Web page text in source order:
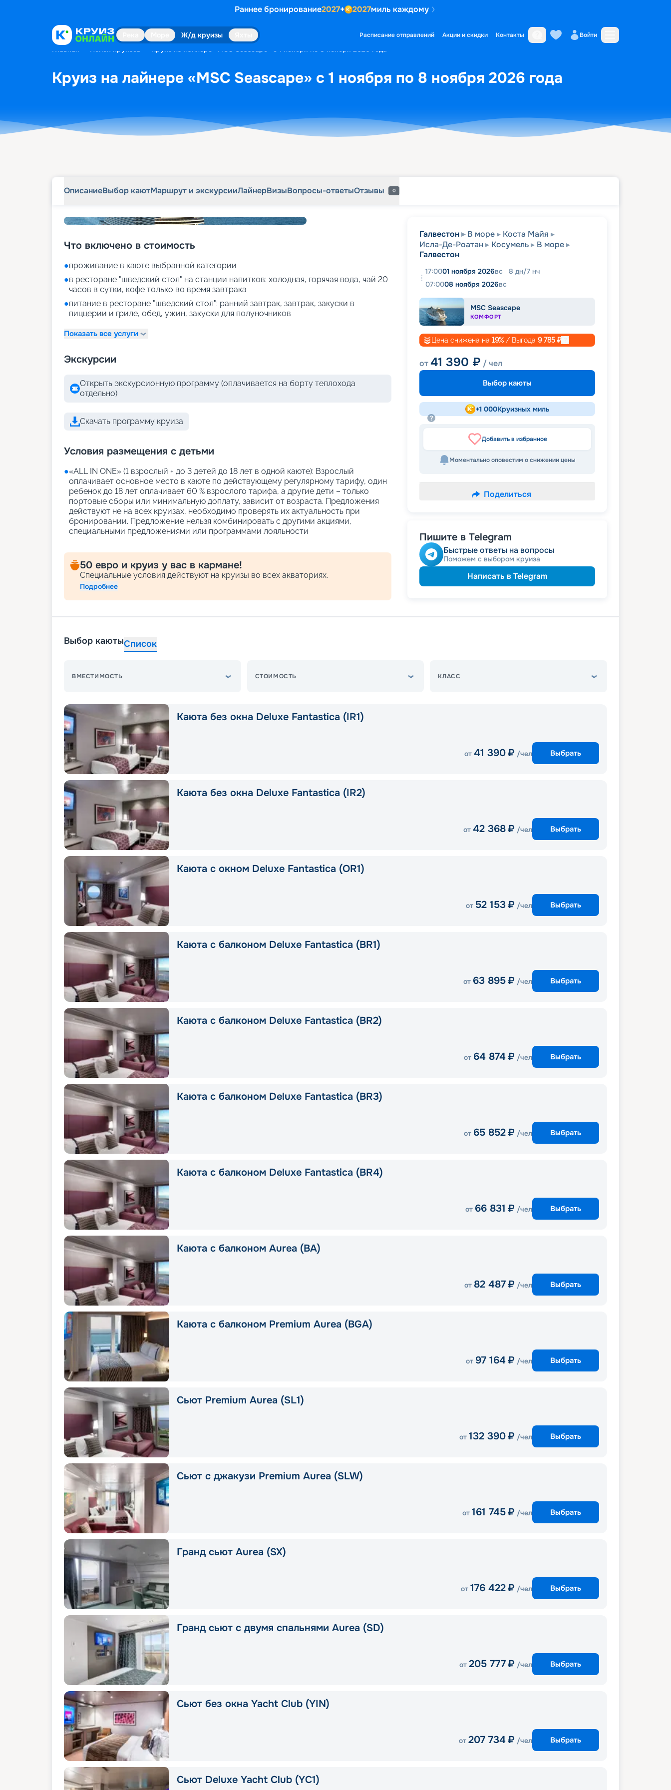
Раннее бронирование2027+ 2027миль каждому
Ж/д круизы Расписание отправлений Акции и скидки Контакты Войти
Главная Поиск круизов Круиз на лайнере «MSC Seascape» с 1 ноября по 8 ноября 2026 года
Круиз на лайнере «MSC Seascape» с 1 ноября по 8 ноября 2026 года
ОписаниеВыбор каютМаршрут и экскурсииЛайнерВизыВопросы-ответыОтзывы 0
Что включено в стоимость
●проживание в каюте выбранной категории
●в ресторане "шведский стол" на станции напитков: холодная, горячая вода, чай 20
часов в сутки, кофе только во время завтрака
●питание в ресторане "шведский стол": ранний завтрак, завтрак, закуски в
пиццерии и гриле, обед, ужин, закуски для полуночников
Показать все услуги
Экскурсии
Открыть экскурсионную программу (оплачивается на борту теплохода
отдельно)
Скачать программу круиза
Условия размещения с детьми
●«АLL IN ONE» (1 взрослый + до 3 детей до 18 лет в одной каюте): Взрослый
оплачивает основное место в каюте по действующему регулярному тарифу, один
ребенок до 18 лет оплачивает 60 % взрослого тарифа, а другие дети – только
портовые сборы или минимальную доплату, зависит от возраста. Предложения
действуют не на всех круизах, необходимо проверять их актуальность при
бронировании. Предложение нельзя комбинировать с другими акциями,
специальными предложениями или программами лояльности
50 евро и круиз у вас в кармане!
Специальные условия действуют на круизы во всех акваториях.
Подробнее
Галвестон В море
Коста Майя
Исла-Де-Роатан
Косумель
В море
Галвестон
17:0001 ноября 2026вс 8 дн/7 нч
07:0008 ноября 2026вс
MSC Seascape
КОМФОРТ
Цена снижена на 19% / Выгода 9 785 ₽
от41 390 ₽ / чел
Выбор каюты
+1 000Круизных миль
Добавить в избранное
Моментально оповестим о снижении цены
Поделиться
Пишите в Telegram
Быстрые ответы на вопросы
Поможем с выбором круиза
Написать в Telegram
Выбор каютыСписок
ВМЕСТИМОСТЬ СТОИМОСТЬ КЛАСС
Каюта без окна Deluxe Fantastica (IR1)
от 41 390 ₽ /чел Выбрать
Каюта без окна Deluxe Fantastica (IR2)
от 42 368 ₽ /чел Выбрать
Каюта с окном Deluxe Fantastica (OR1)
от 52 153 ₽ /чел Выбрать
Каюта с балконом Deluxe Fantastica (BR1)
от 63 895 ₽ /чел Выбрать
Каюта с балконом Deluxe Fantastica (BR2)
от 64 874 ₽ /чел Выбрать
Каюта с балконом Deluxe Fantastica (BR3)
от 65 852 ₽ /чел Выбрать
Каюта с балконом Deluxe Fantastica (BR4)
от 66 831 ₽ /чел Выбрать
Каюта с балконом Aurea (BA)
от 82 487 ₽ /чел Выбрать
Каюта с балконом Premium Aurea (BGA)
от 97 164 ₽ /чел Выбрать
Сьют Premium Aurea (SL1)
от 132 390 ₽ /чел Выбрать
Сьют с джакузи Premium Aurea (SLW)
от 161 745 ₽ /чел Выбрать
Гранд сьют Aurea (SX)
от 176 422 ₽ /чел Выбрать
Гранд сьют с двумя спальнями Aurea (SD)
от 205 777 ₽ /чел Выбрать
Сьют без окна Yacht Club (YIN)
от 207 734 ₽ /чел Выбрать
Сьют Deluxe Yacht Club (YC1)